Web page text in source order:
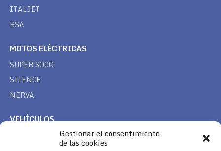
Gestionar el consentimiento
de las cookies
ITALJET
BSA
MOTOS ELÉCTRICAS
SUPER SOCO
SILENCE
NERVA
VEHÍCULOS